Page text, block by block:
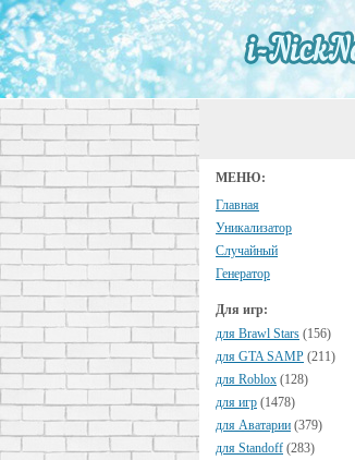
МЕНЮ:
Главная
Уникализатор
Случайный
Генератор
Для игр:
для Brawl Stars (156)
для GTA SAMP (211)
для Roblox (128)
для игр (1478)
для Аватарии (379)
для Standoff (283)